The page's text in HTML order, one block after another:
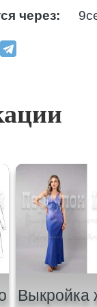
через: 8
Выкройка